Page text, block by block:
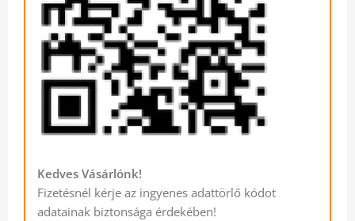
Kedves Vásárlónk!
Fizetésnél kérje az ingyenes adattörlő kódot
adatainak biztonsága érdekében!